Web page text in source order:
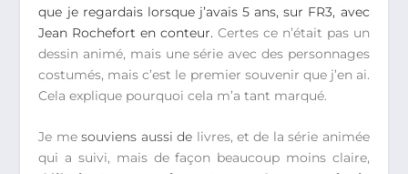
que je regardais lorsque j’avais 5 ans, sur FR3, avec
Jean Rochefort en conteur. Certes ce n’était pas un
dessin animé, mais une série avec des personnages
costumés, mais c’est le premier souvenir que j’en ai.
Cela explique pourquoi cela m’a tant marqué.
Je mesouviens aussi de livres, et de la série animée
qui a suivi, mais de façon beaucoup moins claire,